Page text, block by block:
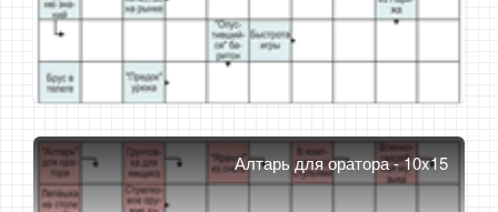
Алтарь для оратора - 10x15